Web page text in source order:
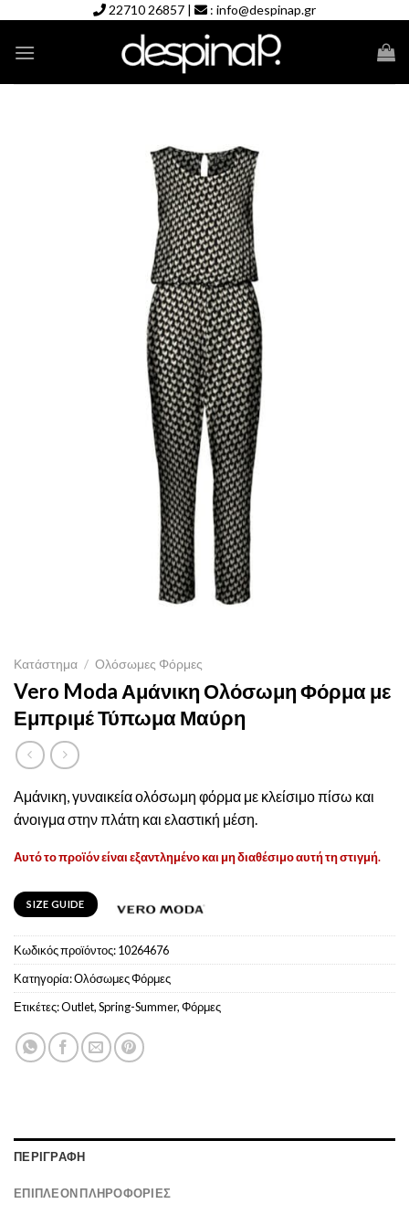
content
22710 26857 | : info@despinap.gr
Κατάστημα / Ολόσωμες Φόρμες
Vero Moda Αμάνικη Ολόσωμη Φόρμα με
Εμπριμέ Τύπωμα Μαύρη
Αμάνικη, γυναικεία ολόσωμη φόρμα με κλείσιμο πίσω και
άνοιγμα στην πλάτη και ελαστική μέση.
Αυτό το προϊόν είναι εξαντλημένο και μη διαθέσιμο αυτή τη στιγμή.
SIZE GUIDE
Κωδικός προϊόντος:10264676
Κατηγορία:Ολόσωμες Φόρμες
Ετικέτες:Outlet,Spring-Summer,Φόρμες
ΠΕΡΙΓΡΑΦΉ
ΕΠΙΠΛΈΟΝ ΠΛΗΡΟΦΟΡΊΕΣ